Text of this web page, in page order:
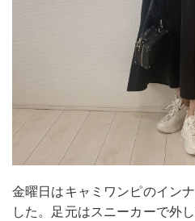
金曜日はキャミワンピのイン
した。足元はスニーカーで外